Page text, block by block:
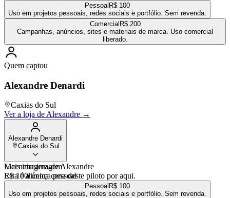
Pessoal R$ 100
Uso em projetos pessoais, redes sociais e portfólio. Sem revenda.
Comercial R$ 200
Campanhas, anúncios, sites e materiais de marca. Uso comercial
liberado.
Quem captou
Alexandre Denardi
Caxias do Sul
Ver a loja de Alexandre →
Alexandre Denardi
Caxias do Sul
Mais imagens deAlexandre
Esta é a única cena deste piloto por aqui.
Ver a loja completa de
Alexandre→
Licenciar imagem
R$ 100licença pessoal
Pessoal R$ 100
Uso em projetos pessoais, redes sociais e portfólio. Sem revenda.